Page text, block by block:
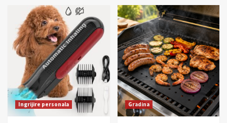
Ingrijire personala Gradina